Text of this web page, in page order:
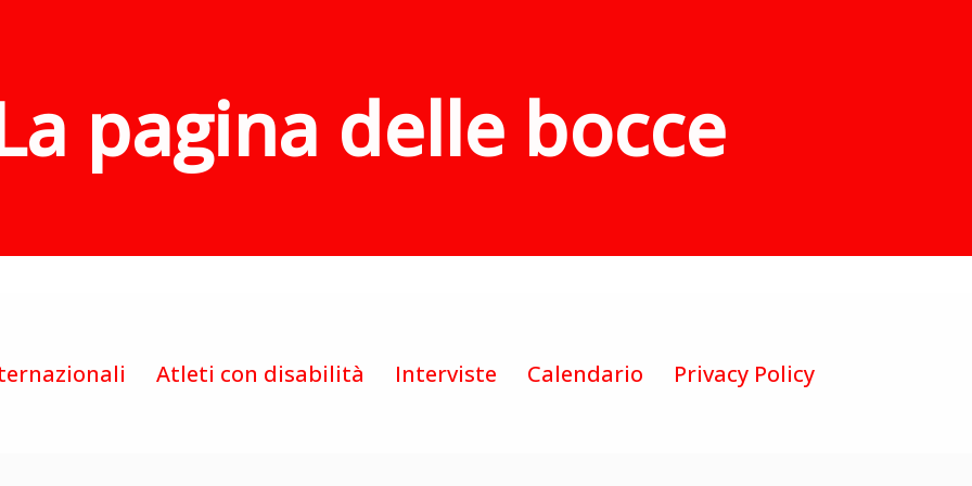
pagina delle bocce
Atleti con disabilità Interviste Calendario Privacy Policy